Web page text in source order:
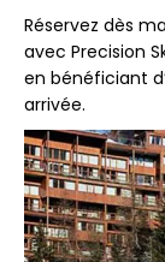
Réservez dès
avec Precision
en bénéficiant
arrivée.